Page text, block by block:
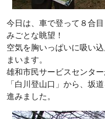
今日は、車で登って８合
みごとな眺望！
空気を胸いっぱいに吸い
まいます。
雄和市民サービスセンタ
「白川登山口」から、坂
進みました。